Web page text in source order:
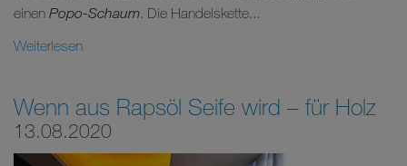
einen Popo-Schaum. Die Handelskette...
Weiterlesen
Wenn aus Rapsöl Seife wird – für Holz
13.08.2020